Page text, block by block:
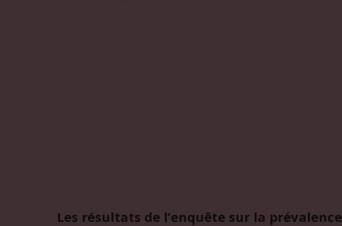
Les résultats de l’enquête sur la prévalence